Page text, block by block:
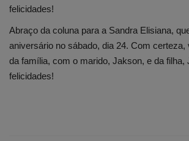
felicidades!
Abraço da coluna para a Sandra Elisiana,
aniversário no sábado, dia 24. Com certeza,
da família, com o marido, Jakson, e da filha,
felicidades!